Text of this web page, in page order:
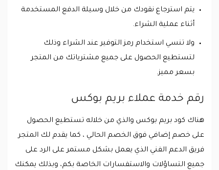
يتم استرجاع نقودك من خلال وسيلة الدفع المستخدمة
أثناء عملية الشراء.
ولا تنسي استخدام رمز التوفير عند الشراء وذلك
لتستطيع الحصول على جميع مشترياتك من المتجر
بسعر مميز.
رقم خدمة عملاء بريم بوكس
هناك كود بريم بوكس والذي من خلاله تستطيع الحصول
على خصم إضافي فوق الخصم الحالي ، كما يقدم لك المتجر
فريق الدعم الفني الذي يعمل بشكل مستمر على الرد على
جميع التساؤلات والاستفسارات الخاصة بكم، وبذلك يمكنك